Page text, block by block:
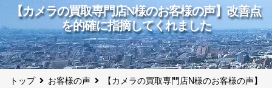
【カメラの買取専門店N様のお客様の声】改善点
を的確に指摘してくれました
トップ お客様の声
【カメラの買取専門店N様のお客様の声】